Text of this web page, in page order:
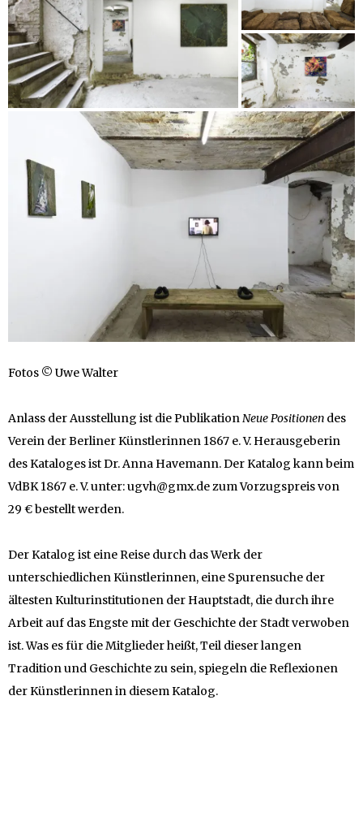
Fotos © Uwe Walter
Anlass der Ausstellung ist die PublikationNeue Positionen des
Verein der Berliner Künstlerinnen 1867 e. V. Herausgeberin
des Kataloges ist Dr. Anna Havemann. Der Katalog kann beim
VdBK 1867 e. V. unter: ugvh@gmx.de zum Vorzugspreis von
29 € bestellt werden.
Der Katalog ist eine Reise durch das Werk der
unterschiedlichen Künstlerinnen, eine Spurensuche der
ältesten Kulturinstitutionen der Hauptstadt, die durch ihre
Arbeit auf das Engste mit der Geschichte der Stadt verwoben
ist. Was es für die Mitglieder heißt, Teil dieser langen
Tradition und Geschichte zu sein, spiegeln die Reflexionen
der Künstlerinnen in diesem Katalog.